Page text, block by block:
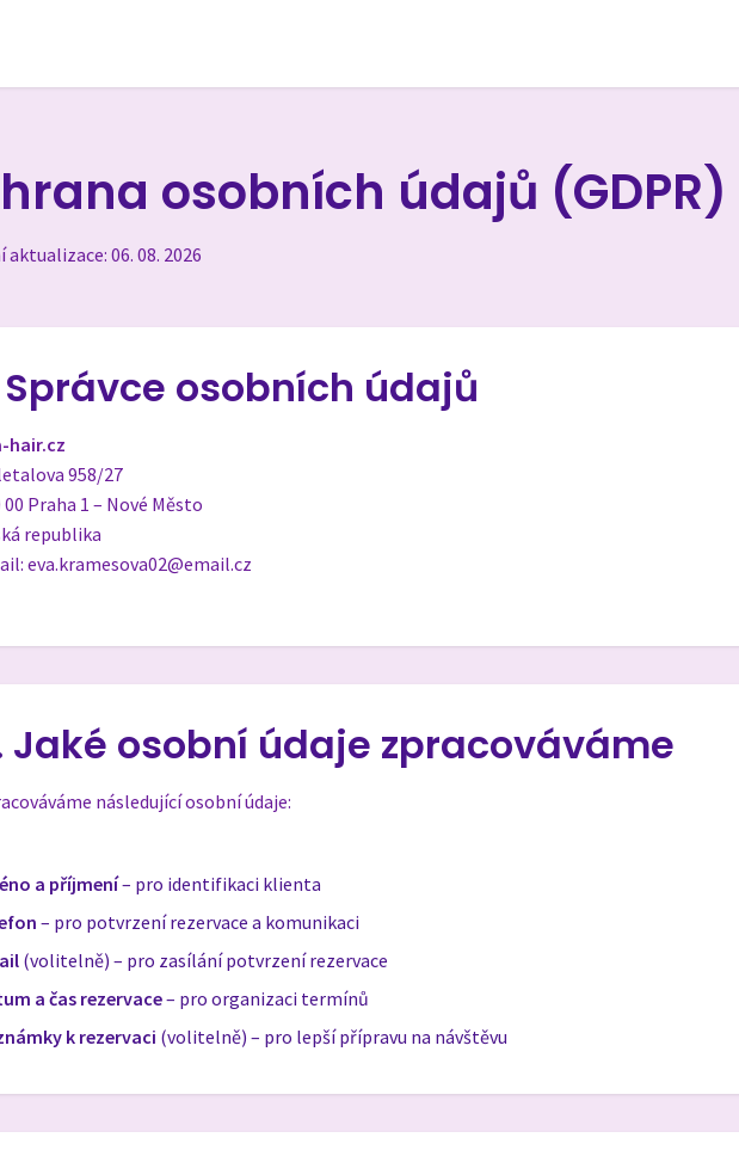
osobních údajů (GDPR)
aktualizace: 06. 08. 2026
Správce osobních údajů
hair.cz
958/27
00 Praha 1 – Nové Město
republika
eva.kramesova02@email.cz
Jaké osobní údaje zpracováváme
následující osobní údaje:
a příjmení– pro identifikaci klienta
– pro potvrzení rezervace a komunikaci
(volitelně) – pro zasílání potvrzení rezervace
a čas rezervace– pro organizaci termínů
k rezervaci (volitelně) – pro lepší přípravu na návštěvu